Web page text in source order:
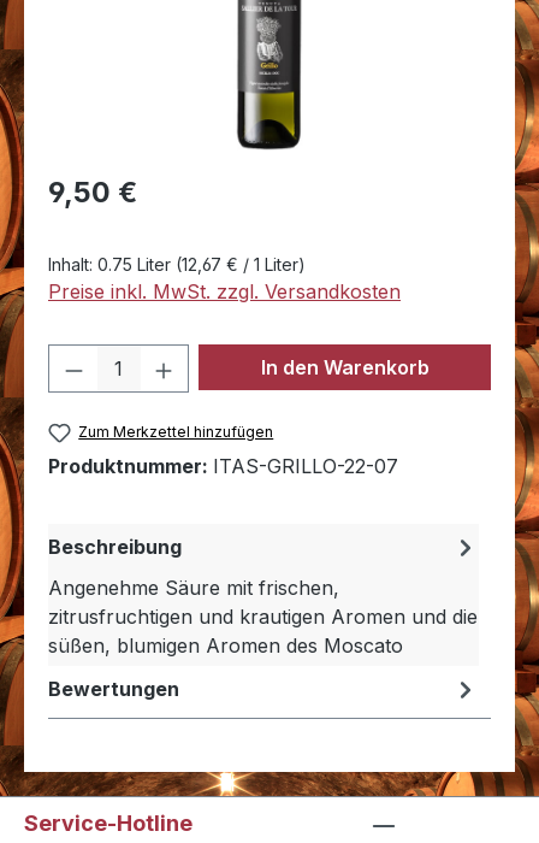
Regulärer Preis:
9,50 €
Inhalt: 0.75 Liter (12,67 € / 1 Liter)
Preise inkl. MwSt. zzgl. Versandkosten
Produkt Anzahl: Gib den
In den Warenkorb
Zum Merkzettel hinzufügen
Produktnummer: ITAS-GRILLO-22-07
Beschreibung
Angenehme Säure mit frischen,
zitrusfruchtigen und krautigen Aromen und die
süßen, blumigen Aromen des Moscato
Bewertungen
Service-Hotline